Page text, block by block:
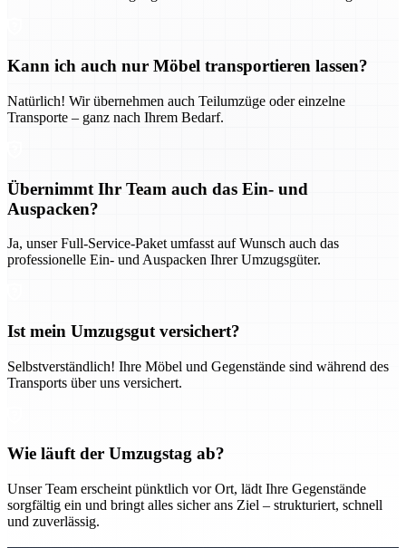
Kann ich auch nur Möbel transportieren lassen?
Natürlich! Wir übernehmen auch Teilumzüge oder einzelne
Transporte – ganz nach Ihrem Bedarf.
Übernimmt Ihr Team auch das Ein- und
Auspacken?
Ja, unser Full-Service-Paket umfasst auf Wunsch auch das
professionelle Ein- und Auspacken Ihrer Umzugsgüter.
Ist mein Umzugsgut versichert?
Selbstverständlich! Ihre Möbel und Gegenstände sind während des
Transports über uns versichert.
Wie läuft der Umzugstag ab?
Unser Team erscheint pünktlich vor Ort, lädt Ihre Gegenstände
sorgfältig ein und bringt alles sicher ans Ziel – strukturiert, schnell
und zuverlässig.